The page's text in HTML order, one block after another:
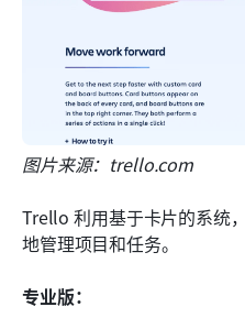
图片来源：trello.com
Trello 利用基于卡片的系统
地管理项目和任务。
专业版：